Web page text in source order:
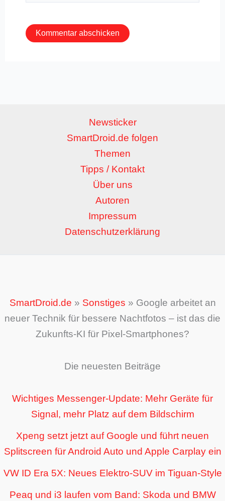
Newsticker
SmartDroid.de folgen
Themen
Tipps / Kontakt
Über uns
Autoren
Impressum
Datenschutzerklärung
SmartDroid.de » Sonstiges » Google arbeitet an
neuer Technik für bessere Nachtfotos – ist das die
Zukunfts-KI für Pixel-Smartphones?
Die neuesten Beiträge
Wichtiges Messenger-Update: Mehr Geräte für
Signal, mehr Platz auf dem Bildschirm
Xpeng setzt jetzt auf Google und führt neuen
Splitscreen für Android Auto und Apple Carplay ein
VW ID Era 5X: Neues Elektro-SUV im Tiguan-Style
Peaq und i3 laufen vom Band: Skoda und BMW